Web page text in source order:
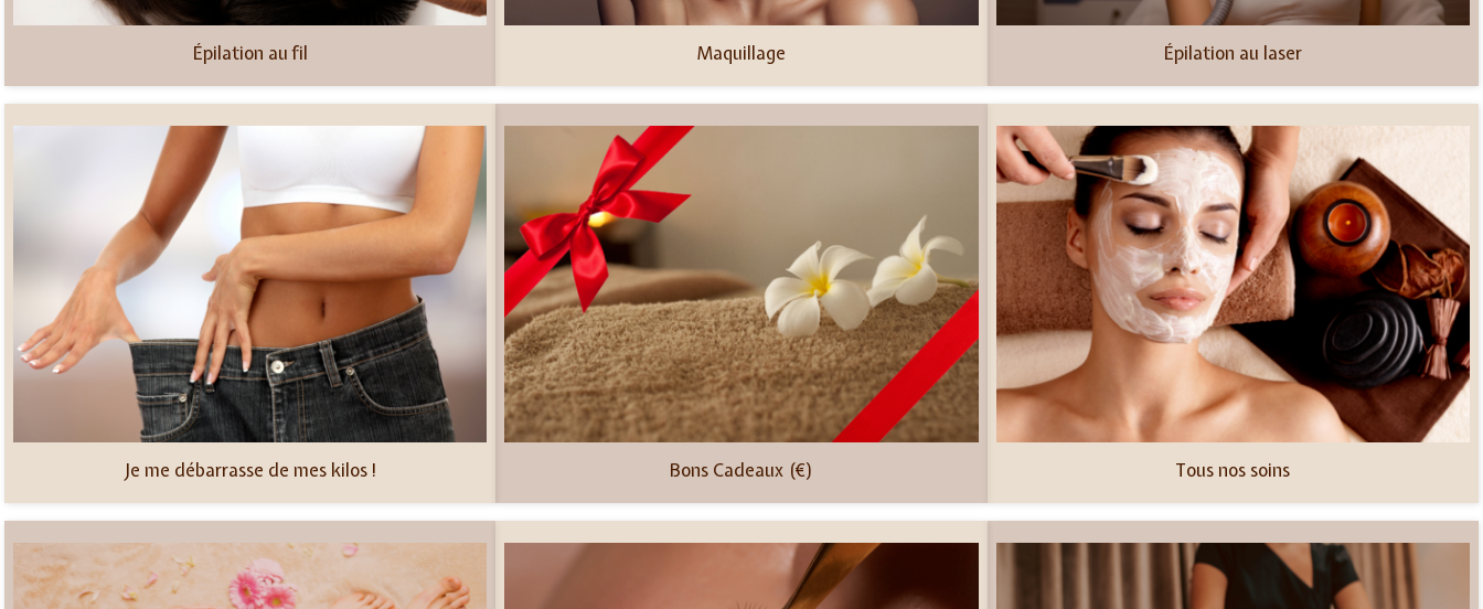
Épilation au fil Maquillage Épilation au laser
Je me débarrasse de mes kilos ! Bons Cadeaux (€) Tous nos soins